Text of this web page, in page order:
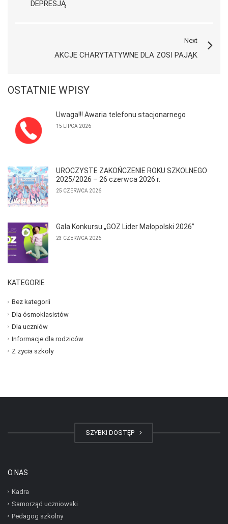
DEPRESJĄ
Next
AKCJE CHARYTATYWNE DLA ZOSI PAJĄK
OSTATNIE WPISY
Uwaga!!! Awaria telefonu stacjonarnego
15 LIPCA 2026
UROCZYSTE ZAKOŃCZENIE ROKU SZKOLNEGO
2025/2026 – 26 czerwca 2026 r.
25 CZERWCA 2026
Gala Konkursu „GOZ Lider Małopolski 2026”
23 CZERWCA 2026
KATEGORIE
Bez kategorii
Dla ósmoklasistów
Dla uczniów
Informacje dla rodziców
Z życia szkoły
SZYBKI DOSTĘP
O NAS
Kadra
Samorząd uczniowski
Pedagog szkolny